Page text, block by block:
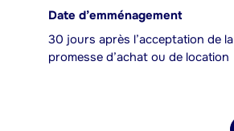
Date d’emménagement
30 jours après l’acceptation de la
promesse d’achat ou de location